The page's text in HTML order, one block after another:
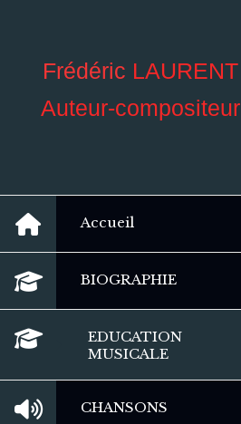
Frédéric LAURENT
Auteur-compositeur
Accueil
BIOGRAPHIE
EDUCATION
MUSICALE
CHANSONS